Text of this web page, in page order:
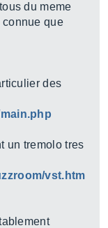
du meme
que
des
un tremolo tres
vst.htm